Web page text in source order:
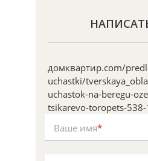
домквартир.com/
uchastki/
uchastok-na-beregu-
tsikarevo-toropets-
Ваше имя*